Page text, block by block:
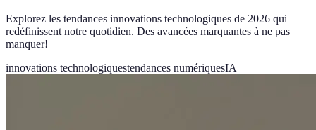
Explorez les tendances innovations technologiques de 2026 qui
redéfinissent notre quotidien. Des avancées marquantes à ne pas
manquer!
innovations technologiquestendances numériquesIA